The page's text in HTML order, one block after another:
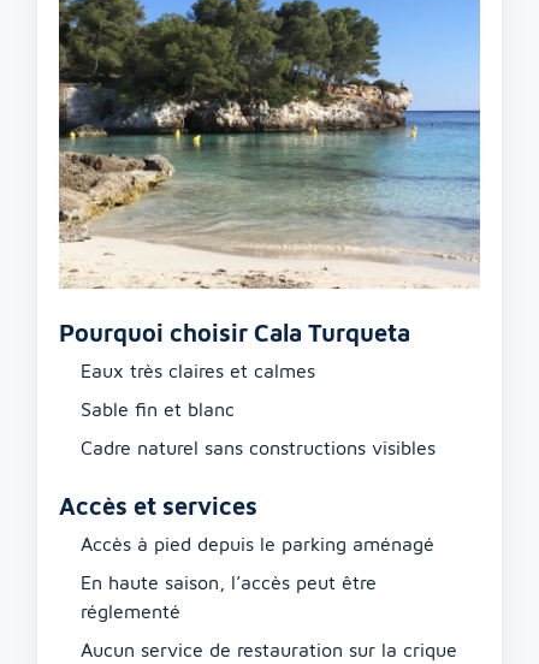
Pourquoi choisir Cala Turqueta
Eaux très claires et calmes
Sable fin et blanc
Cadre naturel sans constructions visibles
Accès et services
Accès à pied depuis le parking aménagé
En haute saison, l’accès peut être
réglementé
Aucun service de restauration sur la crique